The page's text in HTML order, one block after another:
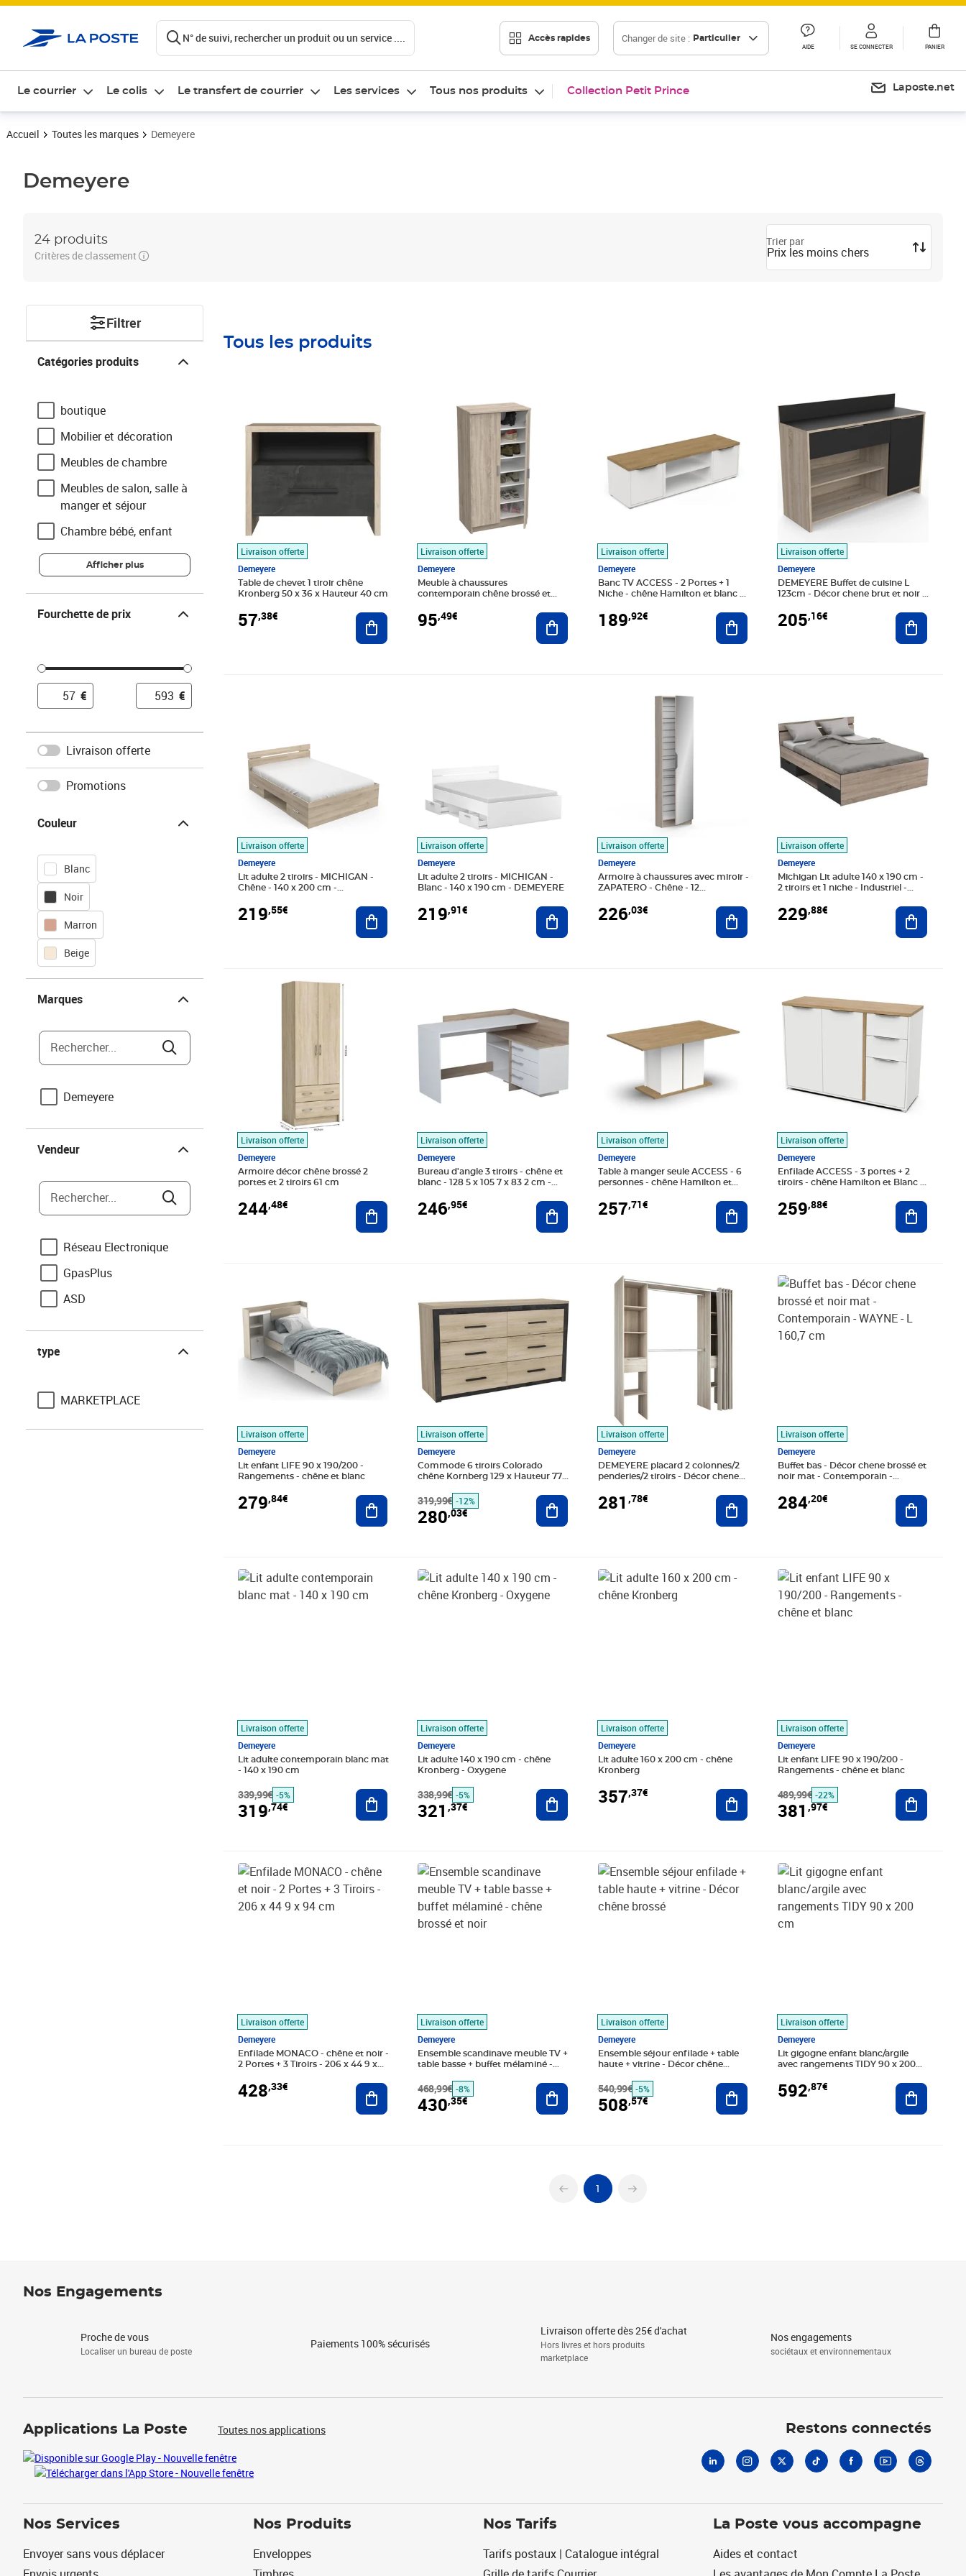
N° de suivi, rechercher un produit ou un service .... Accès rapides Changer de site : Particulier
AIDE SE CONNECTER PANIER
Le courrier Le colis Le transfert de courrier Les services Tous nos produits Collection Petit Prince Laposte.net
Accueil Toutes les marques Demeyere
Demeyere
24 produits
Critères de classement
Trier par
Prix les moins chers
Filtrer
Catégories produits
boutique
Mobilier et décoration
Meubles de chambre
Meubles de salon, salle à
manger et séjour
Chambre bébé, enfant
Afficher plus
Fourchette de prix
€ €
Livraison offerte
Promotions
Couleur
Blanc
Noir
Marron
Beige
Marques
Rechercher...
Demeyere
Vendeur
Rechercher...
Réseau Electronique
GpasPlus
ASD
type
MARKETPLACE
Tous les produits
Livraison offerte
Demeyere
Table de chevet 1 tiroir chêne
Kronberg 50 x 36 x Hauteur 40 cm
57,38€ Ajouter au panier
Livraison offerte
Demeyere
Meuble à chaussures
contemporain chêne brossé et
95,49€ Ajouter au panier
Livraison offerte
Demeyere
Banc TV ACCESS - 2 Portes + 1
Niche - chêne Hamilton et blanc -
189,92€ Ajouter au panier
Livraison offerte
Demeyere
DEMEYERE Buffet de cuisine L
123cm - Décor chene brut et noir -
205,16€
Prix 205,16€
Ajouter
Livraison offerte
Demeyere
Lit adulte 2 tiroirs - MICHIGAN -
Chêne - 140 x 200 cm -
219,55€ Ajouter au panier
Livraison offerte
Demeyere
Lit adulte 2 tiroirs - MICHIGAN -
Blanc - 140 x 190 cm - DEMEYERE
219,91€ Ajouter au panier
Livraison offerte
Demeyere
Armoire à chaussures avec miroir -
ZAPATERO - Chêne - 12
226,03€
Prix 226,03€
Ajouter au panier
Livraison offerte
Demeyere
Michigan Lit adulte 140 x 190 cm -
2 tiroirs et 1 niche - Industriel -
229,88€ Ajouter
Livraison offerte
Demeyere
Armoire décor chêne brossé 2
portes et 2 tiroirs 61 cm
244,48€
Prix 244,48€
Ajouter au panier
Livraison offerte
Demeyere
Bureau d'angle 3 tiroirs - chêne et
blanc - 128 5 x 105 7 x 83 2 cm -
246,95€ Ajouter au panier
Livraison offerte
Demeyere
Table à manger seule ACCESS - 6
personnes - chêne Hamilton et
257,71€ Ajouter au panier
Livraison offerte
Demeyere
Enfilade ACCESS - 3 portes + 2
tiroirs - chêne Hamilton et Blanc -
259,88€ Ajouter
Livraison offerte
Demeyere
Lit enfant LIFE 90 x 190/200 -
Rangements - chêne et blanc
279,84€ Ajouter au panier
Livraison offerte
Demeyere
Commode 6 tiroirs Colorado
chêne Kornberg 129 x Hauteur 77
319,99€ -12%
280,03€
Ajouter au panier
Livraison offerte
Demeyere
DEMEYERE placard 2 colonnes/2
penderies/2 tiroirs - Décor chene
DANA - Kit
281 ,78€
Prix 281,78€
Ajouter au panier
Livraison offerte
Demeyere
Buffet bas - Décor chene brossé et
noir mat - Contemporain -
284,20€
Prix 284,20€
Ajouter
Livraison offerte
Demeyere
Lit adulte contemporain blanc mat
- 140 x 190 cm
339,99€
Prix barré 339,99€
-5%
319,74€
Prix 319,74€
Ajouter au panier
Livraison offerte
Demeyere
Lit adulte 140 x 190 cm - chêne
Kronberg - Oxygene
338,99€
Prix barré 338,99€
-5%
321,37€
Prix 321,37€
Ajouter au panier
Livraison offerte
Demeyere
Lit adulte 160 x 200 cm - chêne
Kronberg
357,37€
Prix 357,37€
Ajouter au panier
Livraison offerte
Demeyere
Lit enfant LIFE 90 x 190/200 -
Rangements - chêne et blanc
489,99€
Prix barré 489,99€
-22%
381 ,97€
Prix 381,97€
Ajouter
Livraison offerte
Demeyere
Enfilade MONACO - chêne et noir -
2 Portes + 3 Tiroirs - 206 x 44 9 x
428,33€
Prix 428,33€
Ajouter au panier
Livraison offerte
Demeyere
Ensemble scandinave meuble TV +
table basse + buffet mélaminé -
468,99€
Prix barré 468,99€
-8%
430,35€
Prix 430,35€
Ajouter au panier
Livraison offerte
Demeyere
Ensemble séjour enfilade + table
haute + vitrine - Décor chêne
540,99€
Prix barré 540,99€
-5%
508,57€
Prix 508,57€
Ajouter au panier
Livraison offerte
Demeyere
Lit gigogne enfant blanc/argile
avec rangements TIDY 90 x 200
592,87€
Prix 592,87€
Ajouter
1
Nos Engagements
Proche de vous
Localiser un bureau de poste
Paiements 100% sécurisés
Livraison offerte dès 25€ d'achat
Hors livres et hors produits
marketplace
Nos engagements
sociétaux et environnementaux
Applications La Poste Toutes nos applications Restons connectés
Nos Services
Envoyer sans vous déplacer
Nos Produits
Enveloppes
Nos Tarifs
Tarifs postaux | Catalogue intégral
La Poste vous accompagne
Aides et contact